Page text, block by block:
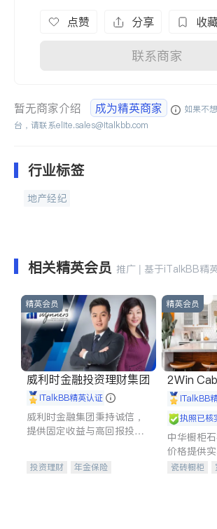
点赞 分享 收
联系商家
暂无商家介绍 成为精英商家
如果不
台，请联系elite.sales@italkbb.com
行业标签
地产经纪
相关精英会员 推广 | 基于iTalkBB精
精英会员
威利时金融投资理财集团
iTalkBB精英认证
威利时金融集团秉持诚信，
提供固定收益与高回报投资
合，助力客户实现目标
投资理财
年金保险
精英会员
2Win
iTalkBB
执照已核
中华橱柜
价格提供
台面，多
瓷砖橱柜